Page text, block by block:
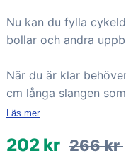
Nu kan du fylla
bollar och andra
När du är klar
cm långa slangen
Läs mer
202 kr 266 kr